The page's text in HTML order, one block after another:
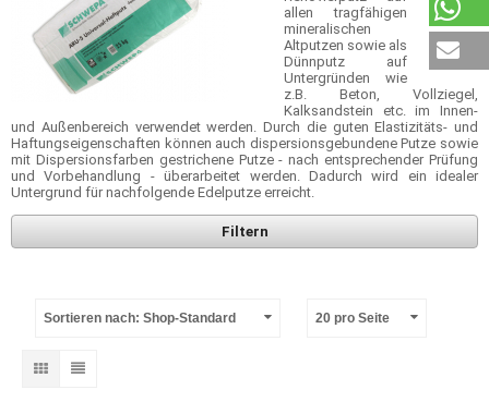
allen tragfähigen
mineralischen
Altputzen sowie als
Dünnputz auf
Untergründen wie
z.B. Beton, Vollziegel,
Kalksandstein etc. im Innen-
und Außenbereich verwendet werden. Durch die guten Elastizitäts- und
Haftungseigenschaften können auch dispersionsgebundene Putze sowie
mit Dispersionsfarben gestrichene Putze - nach entsprechender Prüfung
und Vorbehandlung - überarbeitet werden. Dadurch wird ein idealer
Untergrund für nachfolgende Edelputze erreicht.
Filtern
Sortieren nach: Shop-Standard 20 pro Seite